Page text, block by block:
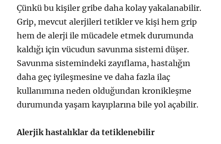
Çünkü bu kişiler gribe daha kolay yakalanabilir.
Grip, mevcut alerjileri tetikler ve kişi hem grip
hem de alerji ile mücadele etmek durumunda
kaldığı için vücudun savunma sistemi düşer.
Savunma sistemindeki zayıflama, hastalığın
daha geç iyileşmesine ve daha fazla ilaç
kullanımına neden olduğundan kronikleşme
durumunda yaşam kayıplarına bile yol açabilir.
Alerjik hastalıklar da tetiklenebilir